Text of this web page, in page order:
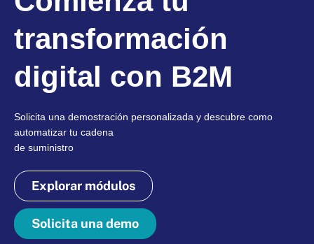
transformación
digital con B2M
Solicita una demostración personalizada y descubre como
automatizar tu cadena
de suministro
Explorar módulos
Solicita una demo